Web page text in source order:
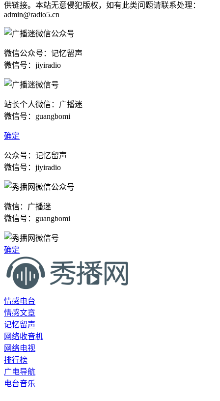
供链接。本站无意侵犯版权，如有此类问题请联系处理：
admin@radio5.cn
微信公众号：记忆留声
微信号：jiyiradio
站长个人微信：广播迷
微信号：guangbomi
确定
公众号：记忆留声
微信号：jiyiradio
微信：广播迷
微信号：guangbomi
确定
情感电台
情感文章
记忆留声
网络收音机
网络电视
排行榜
广电导航
电台音乐